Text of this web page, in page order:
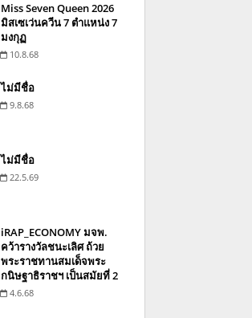
Miss Seven Queen 2026
มิสเซเว่นควีน 7 ตำแหน่ง 7
มงกุฏ
10.8.68
ไม่มีชื่อ
9.8.68
ไม่มีชื่อ
22.5.69
iRAP_ECONOMY มจพ.
คว้ารางวัลชนะเลิศ ถ้วย
พระราชทานสมเด็จพระ
กนิษฐาธิราชฯ เป็นสมัยที่ 2
4.6.68